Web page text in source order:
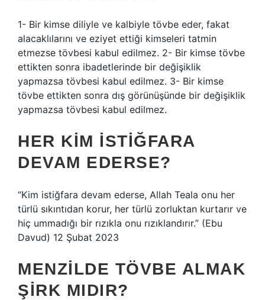
1- Bir kimse diliyle ve kalbiyle tövbe eder, fakat
alacaklılarını ve eziyet ettiği kimseleri tatmin
etmezse tövbesi kabul edilmez. 2- Bir kimse tövbe
ettikten sonra ibadetlerinde bir değişiklik
yapmazsa tövbesi kabul edilmez. 3- Bir kimse
tövbe ettikten sonra dış görünüşünde bir değişiklik
yapmazsa tövbesi kabul edilmez.
HER KIM İSTIĞFARA
DEVAM EDERSE?
“Kim istiğfara devam ederse, Allah Teala onu her
türlü sıkıntıdan korur, her türlü zorluktan kurtarır ve
hiç ummadığı bir rızıkla onu rızıklandırır.” (Ebu
Davud) 12 Şubat 2023
MENZILDE TÖVBE ALMAK
ŞIRK MIDIR?